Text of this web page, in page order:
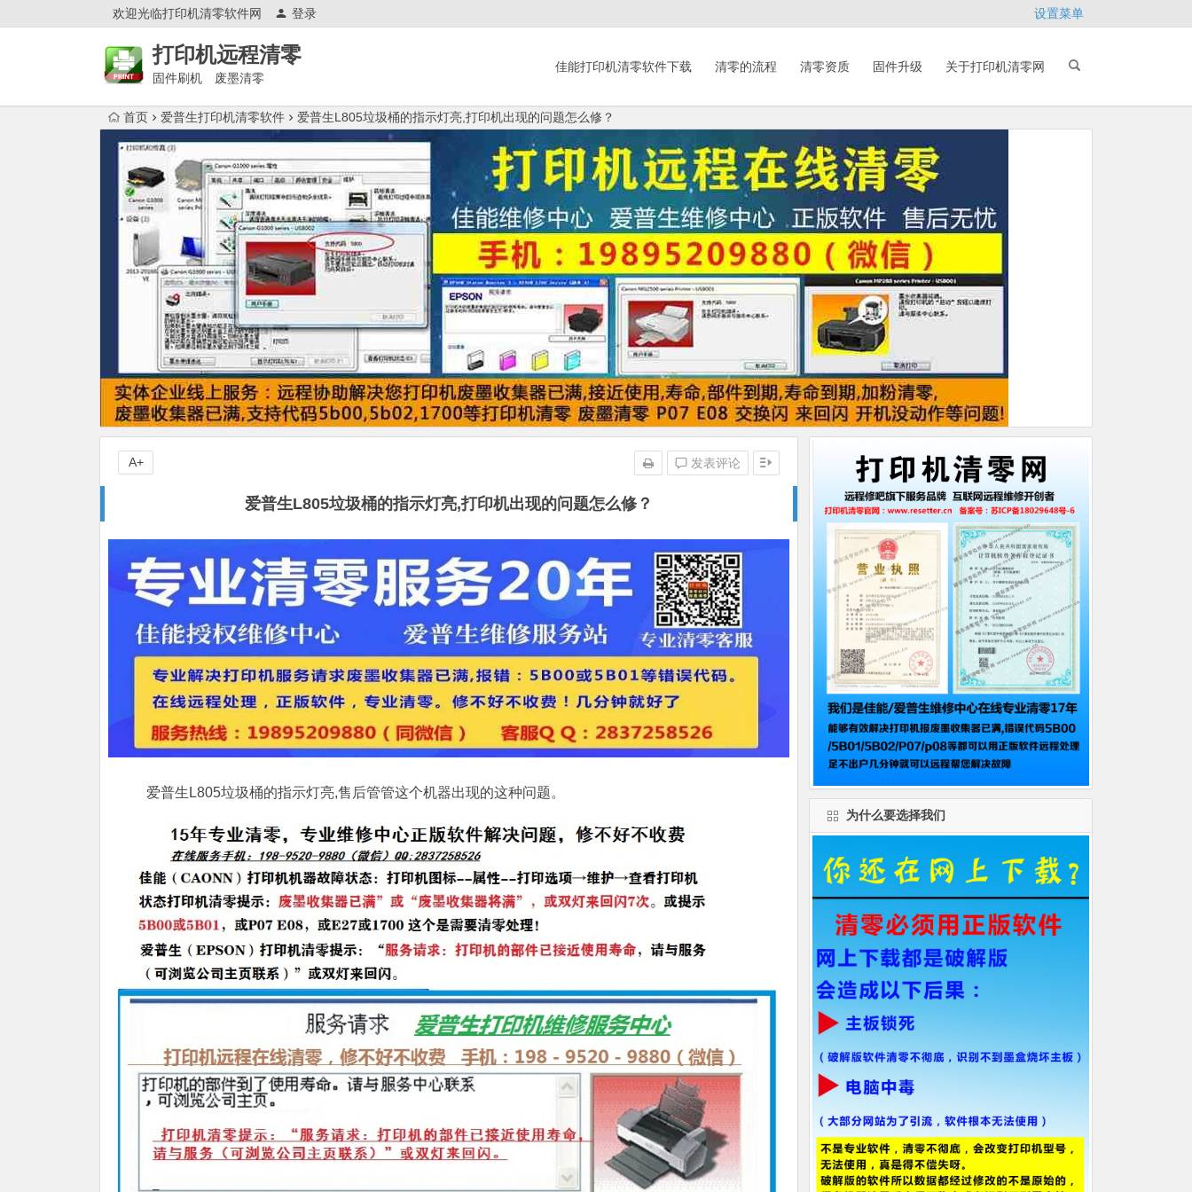
欢迎光临打印机清零软件网 登录 设置菜单
打印机远程清零
固件刷机 废墨清零
佳能打印机清零软件下载 清零的流程 清零资质 固件升级 关于打印机清零网
首页 爱普生打印机清零软件 爱普生L805垃圾桶的指示灯亮,打印机出现的问题怎么修？
爱普生L805垃圾桶的指示灯亮,打印机出现的问题怎么修？
发表评论
A+
爱普生L805垃圾桶的指示灯亮,售后管管这个机器出现的这种问题。
为什么要选择我们